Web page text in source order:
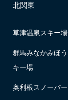
北関東
草津温泉スキー場
群馬みなかみほ
キー場
奥利根スノーパ